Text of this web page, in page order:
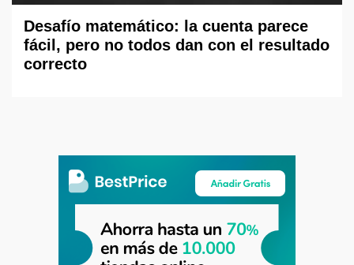
Desafío matemático: la cuenta parece
fácil, pero no todos dan con el resultado
correcto